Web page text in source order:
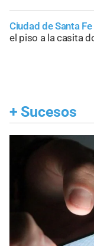
Ciudad de Santa Fe
el piso a la casita
+ Sucesos